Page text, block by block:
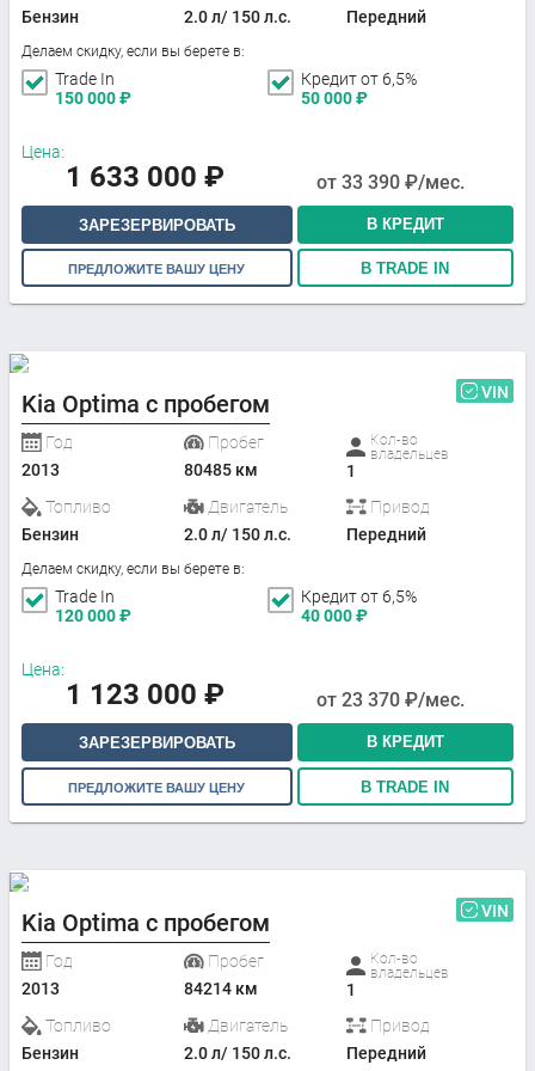
Бензин 2.0 л/ 150 л.с. Передний
Делаем скидку, если вы берете в:
Trade In
150 000₽
Кредит от 6,5%
50 000₽
Цена:
1 633 000 ₽ от 33 390 ₽/мес.
ЗАРЕЗЕРВИРОВАТЬ В КРЕДИТ
ПРЕДЛОЖИТЕ ВАШУ ЦЕНУ В TRADE IN
Kia Optima с пробегом VIN
Год
2013
Пробег
80485 км
Кол-во
владельцев
1
Топливо
Бензин
Двигатель
2.0 л/ 150 л.с.
Привод
Передний
Делаем скидку, если вы берете в:
Trade In
120 000₽
Кредит от 6,5%
40 000₽
Цена:
1 123 000 ₽ от 23 370 ₽/мес.
ЗАРЕЗЕРВИРОВАТЬ В КРЕДИТ
ПРЕДЛОЖИТЕ ВАШУ ЦЕНУ В TRADE IN
Kia Optima с пробегом VIN
Год
2013
Пробег
84214 км
Кол-во
владельцев
1
Топливо
Бензин
Двигатель
2.0 л/ 150 л.с.
Привод
Передний